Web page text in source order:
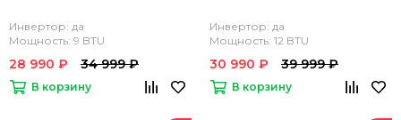
Инвертор: да
Мощность: 9 BTU
28 990 ₽ 34 999 ₽
В корзину
Инвертор: да
Мощность: 12 BTU
30 990 ₽ 39 999 ₽
В корзину